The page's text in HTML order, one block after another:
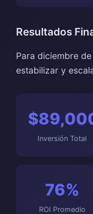
Resultados
Para diciembre
estabilizar y
Inversión Total
76%
ROI Promedio